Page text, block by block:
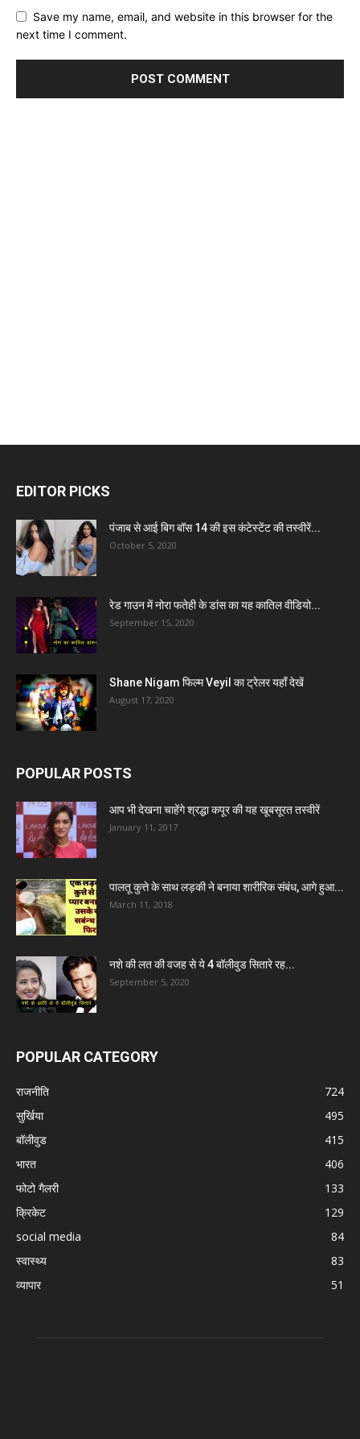
Save my name, email, and website in this browser for the
next time I comment.
EDITOR PICKS
पंजाब से आई बिग बॉस 14 की इस कंटेस्टेंट की तस्वीरें...
October 5, 2020
रेड गाउन में नोरा फतेही के डांस का यह कातिल वीडियो...
September 15, 2020
Shane Nigam फिल्म Veyil का ट्रेलर यहाँ देखें
August 17, 2020
POPULAR POSTS
आप भी देखना चाहेंगे श्रद्धा कपूर की यह खूबसूरत तस्वीरें
January 11, 2017
पालतू कुत्ते के साथ लड़की ने बनाया शारीरिक संबंध, आगे हुआ...
March 11, 2018
नशे की लत की वजह से ये 4 बॉलीवुड सितारे रह...
September 5, 2020
POPULAR CATEGORY
राजनीति
724
सुर्खिया
495
बॉलीवुड
415
भारत
406
फोटो गैलरी
133
क्रिकेट
129
social media
84
स्वास्थ्य
83
व्यापार
51